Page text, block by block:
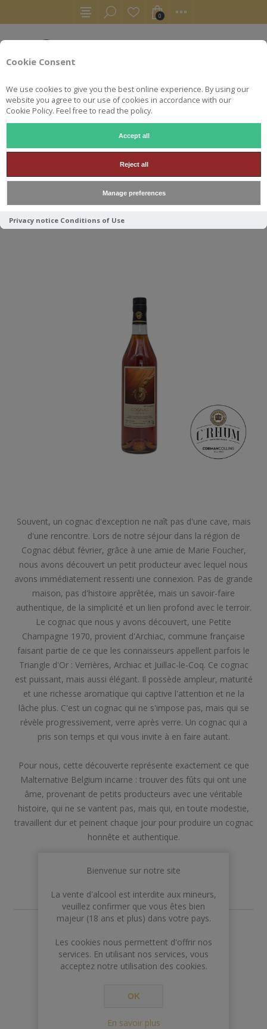
Cookie Consent
We use cookies to give you the best online experience. By using our
website you agree to our use of cookies in accordance with our
Cookie Policy. Feel free to read the policy.
Accept all
Reject all
Manage preferences
Privacy notice Conditions of Use
0
MALTERNATIVE COGNAC #49
LA SIGNATURE 1970 PETITE
CHAMPAGNE 51.2°
Souvent, un cognac d'exception ne naît pas d'une cave, mais
d'une rencontre. Lors de notre séjour dans la région de
Cognac début février, grâce à une amie de Marie Foucher,
nous avons découvert un petit producteur avec lequel nous
avons immédiatement ressenti une connexion. Pas de grande
maison, pas d'histoire apprêtée, mais un savoir-faire
authentique, de la simplicité et un lien profond avec le terroir.
Le cognac que nous y avons découvert, une Petite
Champagne 1970, provient d'Archiac, commune française
faisant partie de ce que les connaisseurs appellent parfois le
Triangle d'Or : Verrières, Archiac et Juillac-le-Coq. Ce cognac
est puissant, mais aussi élégant. Il possède ampleur, maturité
et une richesse aromatique qui captive l'attention et ne la
lâche plus. C'est un cognac qui ne s'impose pas, mais qui se
révèle progressivement, verre après verre. Un cognac qui a
pris son temps et qui vous invite à en faire autant.
Pour nous, cette découverte représente exactement ce que
Malternative Belgium incarne : trouver des fûts qui ont une
âme, provenant de petits producteurs avec une véritable
histoire, qui ne se vantent pas, mais qui, en toute modestie,
travaillent dur et peinent chaque jour pour produire un cognac
honnête et authentique.
AJOUTER AU PANIER
Bienvenue sur notre site
La vente d'alcool est interdite aux mineurs,
veuillez confirmer que vous êtes bien
majeur (18 ans et plus) dans votre pays.
Les cookies nous permettent d'offrir nos
services. En utilisant nos services, vous
acceptez notre utilisation des cookies.
OK
En savoir plus